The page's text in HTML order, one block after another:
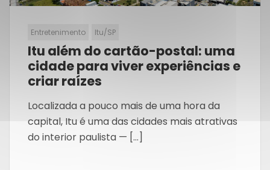
Entretenimento Itu/SP
Itu além do cartão-postal: uma
cidade para viver experiências e
criar raízes
Localizada a pouco mais de uma hora da
capital, Itu é uma das cidades mais atrativas
do interior paulista — […]